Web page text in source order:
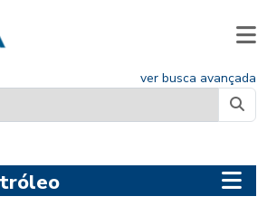
ver busca avançada